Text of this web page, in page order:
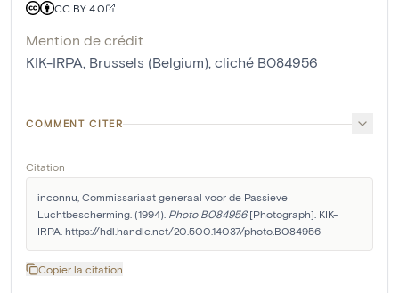
CC BY 4.0
Mention de crédit
KIK-IRPA, Brussels (Belgium), cliché B084956
COMMENT CITER
Citation
inconnu, Commissariaat generaal voor de Passieve
Luchtbescherming. (1994). Photo B084956 [Photograph]. KIK-
IRPA. https://hdl.handle.net/20.500.14037/photo.B084956
Copier la citation